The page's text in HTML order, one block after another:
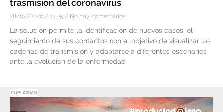
trasmisión del coronavirus
28/05/2020 13:05 No hay comentarios
La solución permite la identificación de nuevos casos, el
seguimiento de sus contactos con el objetivo de visualizar las
cadenas de transmisión y adaptarse a diferentes escenarios
ante la evolución de la enfermedad
PUBLICIDAD